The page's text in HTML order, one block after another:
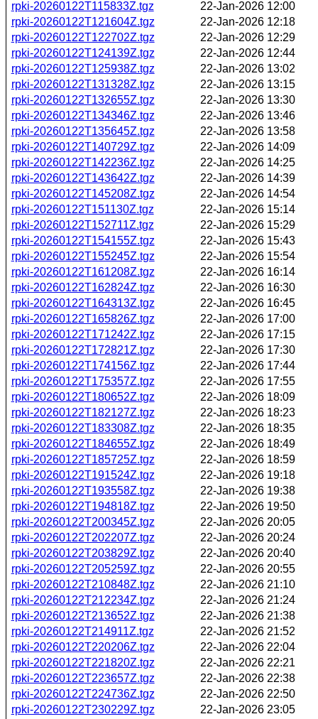
rpki-20260122T115833Z.tgz
22-Jan-2026 12:00
rpki-20260122T121604Z.tgz
22-Jan-2026 12:18
rpki-20260122T122702Z.tgz
22-Jan-2026 12:29
rpki-20260122T124139Z.tgz
22-Jan-2026 12:44
rpki-20260122T125938Z.tgz
22-Jan-2026 13:02
rpki-20260122T131328Z.tgz
22-Jan-2026 13:15
rpki-20260122T132655Z.tgz
22-Jan-2026 13:30
rpki-20260122T134346Z.tgz
22-Jan-2026 13:46
rpki-20260122T135645Z.tgz
22-Jan-2026 13:58
rpki-20260122T140729Z.tgz
22-Jan-2026 14:09
rpki-20260122T142236Z.tgz
22-Jan-2026 14:25
rpki-20260122T143642Z.tgz
22-Jan-2026 14:39
rpki-20260122T145208Z.tgz
22-Jan-2026 14:54
rpki-20260122T151130Z.tgz
22-Jan-2026 15:14
rpki-20260122T152711Z.tgz
22-Jan-2026 15:29
rpki-20260122T154155Z.tgz
22-Jan-2026 15:43
rpki-20260122T155245Z.tgz
22-Jan-2026 15:54
rpki-20260122T161208Z.tgz
22-Jan-2026 16:14
rpki-20260122T162824Z.tgz
22-Jan-2026 16:30
rpki-20260122T164313Z.tgz
22-Jan-2026 16:45
rpki-20260122T165826Z.tgz
22-Jan-2026 17:00
rpki-20260122T171242Z.tgz
22-Jan-2026 17:15
rpki-20260122T172821Z.tgz
22-Jan-2026 17:30
rpki-20260122T174156Z.tgz
22-Jan-2026 17:44
rpki-20260122T175357Z.tgz
22-Jan-2026 17:55
rpki-20260122T180652Z.tgz
22-Jan-2026 18:09
rpki-20260122T182127Z.tgz
22-Jan-2026 18:23
rpki-20260122T183308Z.tgz
22-Jan-2026 18:35
rpki-20260122T184655Z.tgz
22-Jan-2026 18:49
rpki-20260122T185725Z.tgz
22-Jan-2026 18:59
rpki-20260122T191524Z.tgz
22-Jan-2026 19:18
rpki-20260122T193558Z.tgz
22-Jan-2026 19:38
rpki-20260122T194818Z.tgz
22-Jan-2026 19:50
rpki-20260122T200345Z.tgz
22-Jan-2026 20:05
rpki-20260122T202207Z.tgz
22-Jan-2026 20:24
rpki-20260122T203829Z.tgz
22-Jan-2026 20:40
rpki-20260122T205259Z.tgz
22-Jan-2026 20:55
rpki-20260122T210848Z.tgz
22-Jan-2026 21:10
rpki-20260122T212234Z.tgz
22-Jan-2026 21:24
rpki-20260122T213652Z.tgz
22-Jan-2026 21:38
rpki-20260122T214911Z.tgz
22-Jan-2026 21:52
rpki-20260122T220206Z.tgz
22-Jan-2026 22:04
rpki-20260122T221820Z.tgz
22-Jan-2026 22:21
rpki-20260122T223657Z.tgz
22-Jan-2026 22:38
rpki-20260122T224736Z.tgz
22-Jan-2026 22:50
rpki-20260122T230229Z.tgz
22-Jan-2026 23:05